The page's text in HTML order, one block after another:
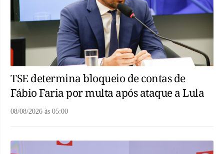
TSE determina bloqueio de contas de
Fábio Faria por multa após ataque a Lula
08/08/2026 às 05:00